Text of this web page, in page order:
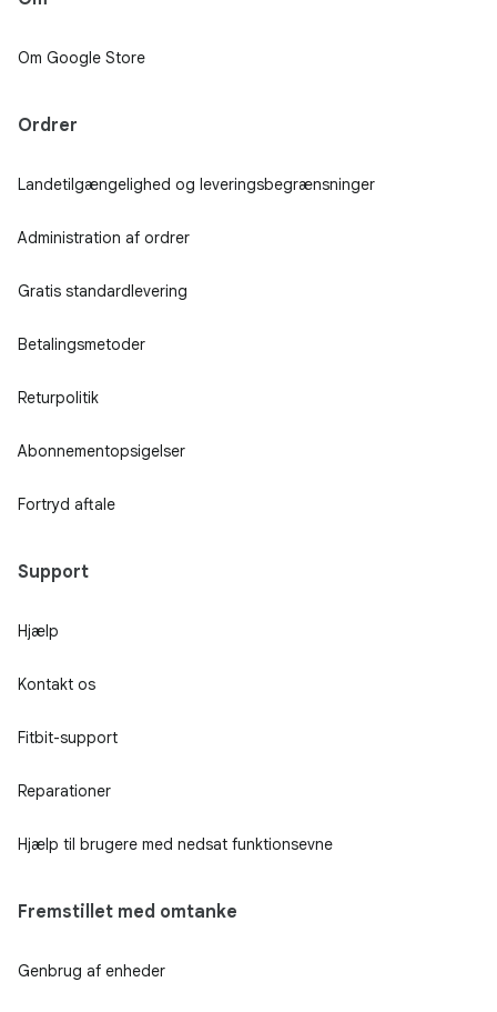
Om Google Store
Ordrer
Landetilgængelighed og leveringsbegrænsninger
Administration af ordrer
Gratis standardlevering
Betalingsmetoder
Returpolitik
Abonnementopsigelser
Fortryd aftale
Support
Hjælp
Kontakt os
Fitbit-support
Reparationer
Hjælp til brugere med nedsat funktionsevne
Fremstillet med omtanke
Genbrug af enheder